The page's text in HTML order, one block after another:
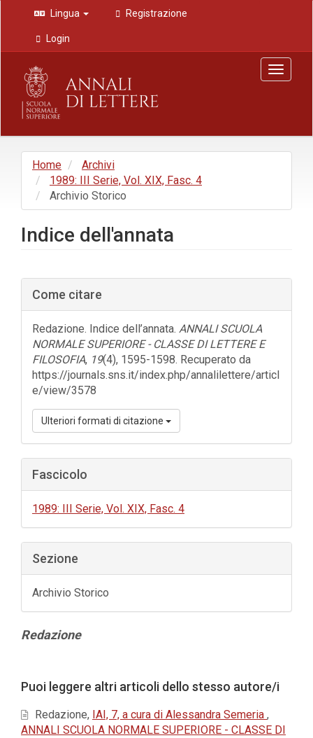
Navigazione
principale
Contenuto
principale
Barra
laterale
Lingua Registrazione
Login
Toggle
Home
Archivi
1989: III Serie, Vol. XIX, Fasc. 4
Archivio Storico
Indice dell'annata
Barra
laterale
dell'articolo
Come citare
Redazione. Indice dell’annata. ANNALI SCUOLA
NORMALE SUPERIORE - CLASSE DI LETTERE E
FILOSOFIA, 19(4), 1595-1598. Recuperato da
https://journals.sns.it/index.php/annalilettere/articl
e/view/3578
Ulteriori formati di citazione
Fascicolo
1989: III Serie, Vol. XIX, Fasc. 4
Sezione
Archivio Storico
Contenuto
Redazione
dell'articolo
Puoi leggere altri articoli dello stesso autore/i
Redazione, IAI, 7, a cura di Alessandra Semeria ,
ANNALI SCUOLA NORMALE SUPERIORE - CLASSE DI